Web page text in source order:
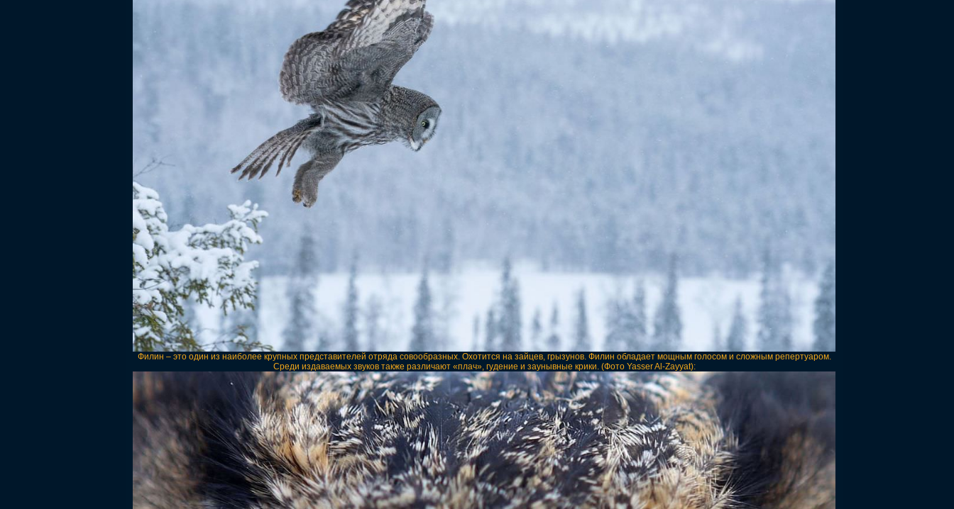
Филин – это один из наиболее крупных представителей отряда совообразных. Охотится на зайцев, грызунов. Филин обладает мощным голосом и сложным репертуаром.
Среди издаваемых звуков также различают «плач», гудение и заунывные крики. (Фото Yasser Al-Zayyat):